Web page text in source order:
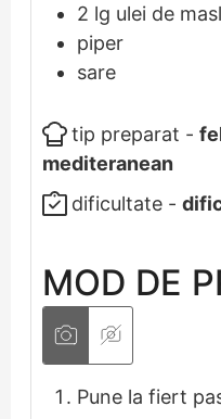
2 lg ulei de
piper
sare
tip preparat -
mediteranean
dificultate -
MOD DE
Pune la fiert